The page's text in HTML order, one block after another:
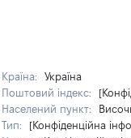
Країна:
Україна
Поштовий індекс:
Населений пункт:
Тип:
[Конфіденційна